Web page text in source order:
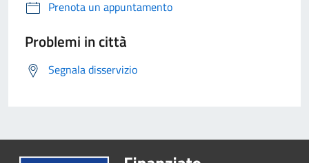
Prenota un appuntamento
Problemi in città
Segnala disservizio